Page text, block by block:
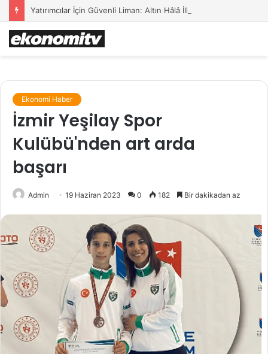
Yatırımcılar İçin Güvenli Liman: Altın Hâlâ İlk Sırada mı?
Ekonomi Haber
İzmir Yeşilay Spor
Kulübü'nden art arda
başarı
Admin 19 Haziran 2023 0 182 Bir dakikadan az